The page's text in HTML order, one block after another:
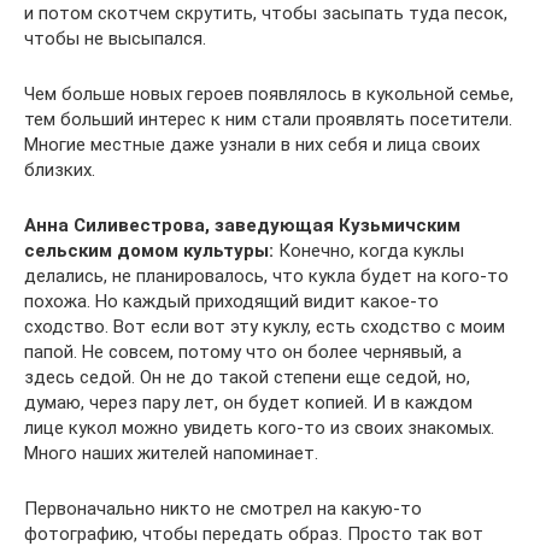
и потом скотчем скрутить, чтобы засыпать туда песок,
чтобы не высыпался.
Чем больше новых героев появлялось в кукольной семье,
тем больший интерес к ним стали проявлять посетители.
Многие местные даже узнали в них себя и лица своих
близких.
Анна Силивестрова, заведующая Кузьмичским
сельским домом культуры: Конечно, когда куклы
делались, не планировалось, что кукла будет на кого-то
похожа. Но каждый приходящий видит какое-то
сходство. Вот если вот эту куклу, есть сходство с моим
папой. Не совсем, потому что он более чернявый, а
здесь седой. Он не до такой степени еще седой, но,
думаю, через пару лет, он будет копией. И в каждом
лице кукол можно увидеть кого-то из своих знакомых.
Много наших жителей напоминает.
Первоначально никто не смотрел на какую-то
фотографию, чтобы передать образ. Просто так вот